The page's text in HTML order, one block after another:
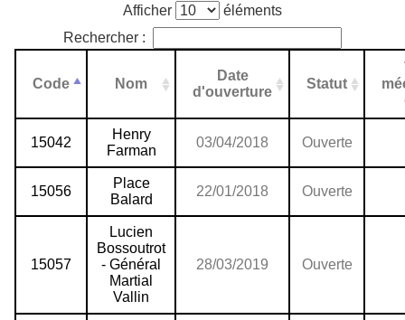
Afficher
éléments
Rechercher :
Code Nom
Date
d'ouverture
Statut
15042
Henry
Farman
03/04/2018 Ouverte
15056
Place
Balard
22/01/2018 Ouverte
15057
Lucien
Bossoutrot
- Général
Martial
Vallin
28/03/2019 Ouverte